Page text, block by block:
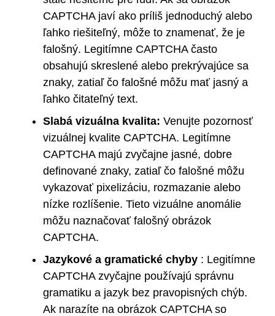
CAPTCHA javí ako príliš jednoduchý alebo
ľahko riešiteľný, môže to znamenať, že je
falošný. Legitímne CAPTCHA často
obsahujú skreslené alebo prekrývajúce sa
znaky, zatiaľ čo falošné môžu mať jasný a
ľahko čitateľný text.
Slabá vizuálna kvalita: Venujte pozornosť
vizuálnej kvalite CAPTCHA. Legitímne
CAPTCHA majú zvyčajne jasné, dobre
definované znaky, zatiaľ čo falošné môžu
vykazovať pixelizáciu, rozmazanie alebo
nízke rozlíšenie. Tieto vizuálne anomálie
môžu naznačovať falošný obrázok
CAPTCHA.
Jazykové a gramatické chyby : Legitímne
CAPTCHA zvyčajne používajú správnu
gramatiku a jazyk bez pravopisných chýb.
Ak narazíte na obrázok CAPTCHA so